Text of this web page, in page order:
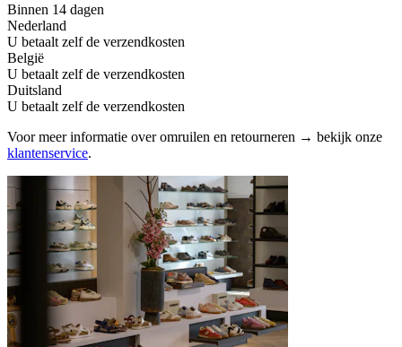
Binnen 14 dagen
Nederland
U betaalt zelf de verzendkosten
België
U betaalt zelf de verzendkosten
Duitsland
U betaalt zelf de verzendkosten
Voor meer informatie over omruilen en retourneren → bekijk onze
klantenservice.